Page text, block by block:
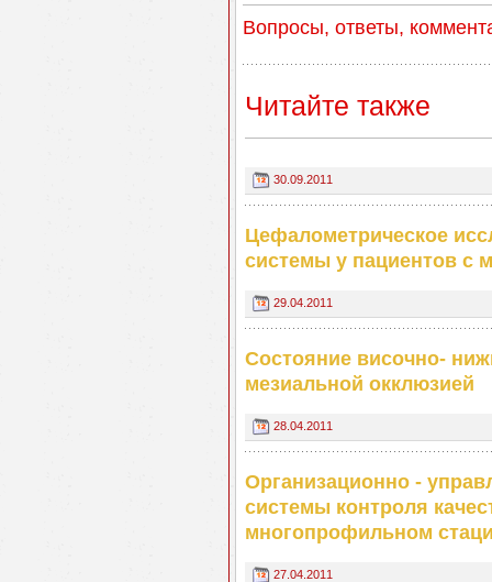
Вопросы, ответы,
Читайте также
30.09.2011
Цефалометрическое
системы у пациентов с
29.04.2011
Состояние височно-
мезиальной окклюзией
28.04.2011
Организационно -
системы контроля
многопрофильном
27.04.2011